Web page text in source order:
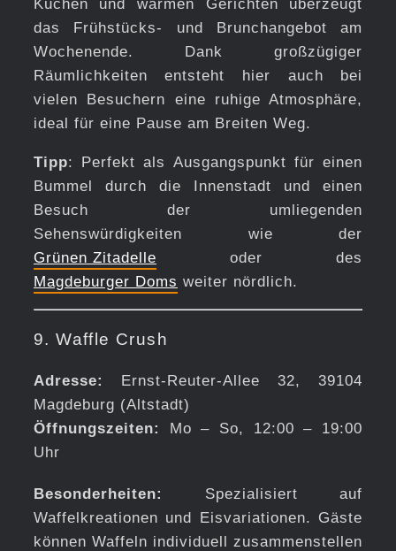
Kuchen und warmen Gerichten überzeugt
das Frühstücks- und Brunchangebot am
Wochenende. Dank großzügiger
Räumlichkeiten entsteht hier auch bei
vielen Besuchern eine ruhige Atmosphäre,
ideal für eine Pause am Breiten Weg.
Tipp: Perfekt als Ausgangspunkt für einen
Bummel durch die Innenstadt und einen
Besuch der umliegenden
Sehenswürdigkeiten wie der
Grünen Zitadelle oder des
Magdeburger Doms weiter nördlich.
9. Waffle Crush
Adresse:
Ernst-Reuter-Allee 32, 39104
Magdeburg (Altstadt)
Öffnungszeiten:
Mo – So, 12:00 – 19:00
Uhr
Besonderheiten:
Spezialisiert auf
Waffelkreationen und Eisvariationen. Gäste
können Waffeln individuell zusammenstellen